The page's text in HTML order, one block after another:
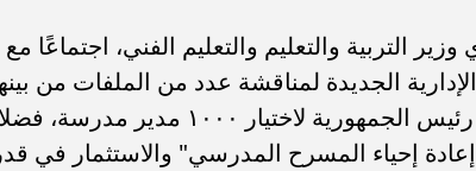
التربية والتعليم والتعليم الفني، اجتماعًا
الجديدة لمناقشة عدد من الملفات من
المتعلقة بمبادرة السيد رئيس الجمهورية
إحياء المسرح المدرسي" والاستثمار في